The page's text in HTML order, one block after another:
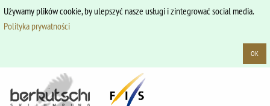
Używamy plików cookie, by ulepszyć nasze usługi i zintegrować social media.
Polityka prywatności
OK